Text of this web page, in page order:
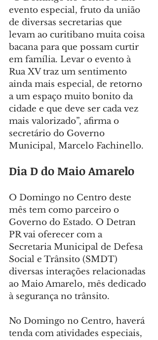
evento especial, fruto da união
de diversas secretarias que
levam ao curitibano muita coisa
bacana para que possam curtir
em família. Levar o evento à
Rua XV traz um sentimento
ainda mais especial, de retorno
a um espaço muito bonito da
cidade e que deve ser cada vez
mais valorizado”, afirma o
secretário do Governo
Municipal, Marcelo Fachinello.
Dia D do Maio Amarelo
O Domingo no Centro deste
mês tem como parceiro o
Governo do Estado. O Detran
PR vai oferecer com a
Secretaria Municipal de Defesa
Social e Trânsito (SMDT)
diversas interações relacionadas
ao Maio Amarelo, mês dedicado
à segurança no trânsito.
No Domingo no Centro, haverá
tenda com atividades especiais,